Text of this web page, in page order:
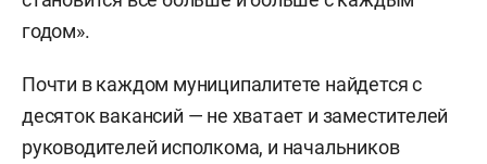
годом».
Почти в каждом муниципалитете найдется с
десяток вакансий — не хватает и заместителей
руководителей исполкома, и начальников